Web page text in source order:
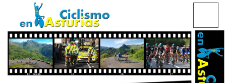
CICLISMO EN ASTURIAS